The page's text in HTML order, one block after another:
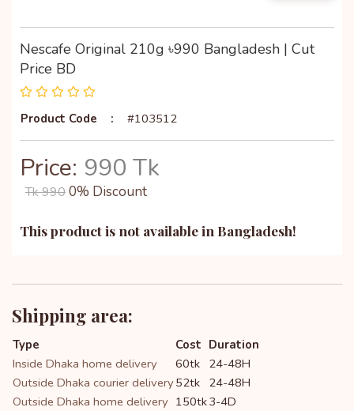
Nescafe Original 210g ৳990 Bangladesh | Cut
Price BD
Product Code : #103512
Price: 990 Tk
Tk 9900% Discount
This product is not available in Bangladesh!
Shipping area:
Type Cost Duration
Inside Dhaka home delivery
60tk 24-48H
Outside Dhaka courier delivery52tk 24-48H
Outside Dhaka home delivery 150tk3-4D